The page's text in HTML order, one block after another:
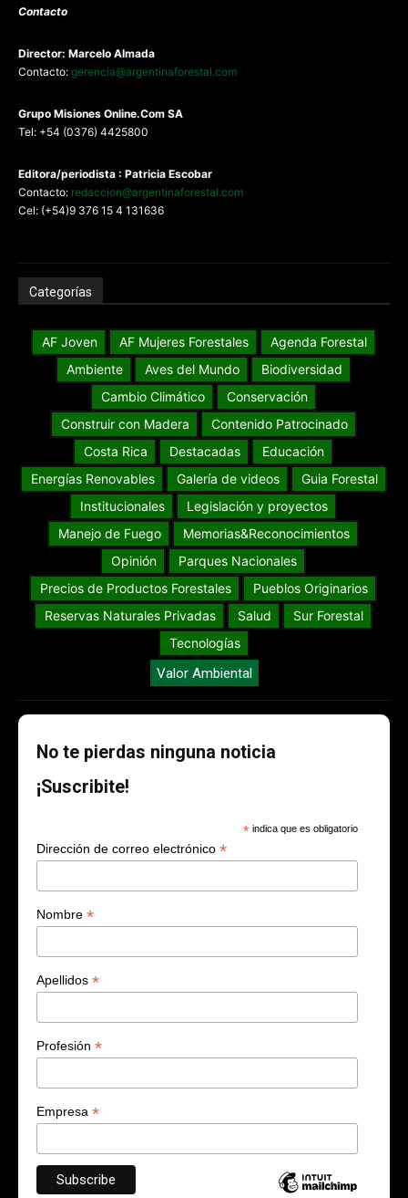
Contacto
Director: Marcelo Almada
Contacto: gerencia@argentinaforestal.com
Grupo Misiones Online.Com SA
Tel: +54 (0376) 4425800
Editora/periodista : Patricia Escobar
Contacto: redaccion@argentinaforestal.com
Cel: (+54)9 376 15 4 131636
Categorías
AF Joven AF Mujeres Forestales
Agenda Forestal
Ambiente
Aves del Mundo
Biodiversidad
Cambio Climático
Conservación
Construir con Madera
Contenido Patrocinado
Costa Rica
Destacadas
Educación
Energías Renovables
Galería de videos
Guia Forestal
Institucionales
Legislación y proyectos
Manejo de Fuego
Memorias&Reconocimientos
Opinión
Parques Nacionales
Precios de Productos Forestales
Pueblos Originarios
Reservas Naturales Privadas
Salud
Sur Forestal
Tecnologías
Valor Ambiental
No te pierdas ninguna noticia
¡Suscribite!
* indica que es obligatorio
Dirección de correo electrónico *
Nombre *
Apellidos *
Profesión *
Empresa *